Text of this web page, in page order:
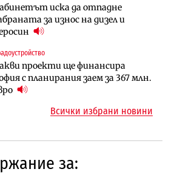
иска да отпадне
за износ на дизел и
проекти ще финансира
с планирания заем за 367 млн.
възложи промяната на
план за
ще строи огромен
в Доброславци
мост над Варненското
става част от бъдещата
„Черно море“
финанси
министър поема „на
управление“ общинската
програма
Всички избрани новини
за: